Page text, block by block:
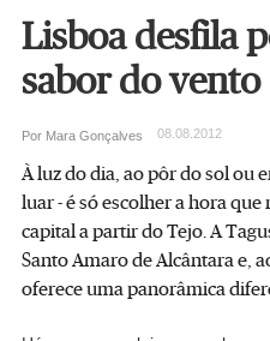
Lisboa desfila
sabor do vento
Por Mara Gonçalves 08.08.2012
À luz do dia, ao pôr do sol ou
luar - é só escolher a hora
capital a partir do Tejo. A
Santo Amaro de Alcântara e,
oferece uma panorâmica